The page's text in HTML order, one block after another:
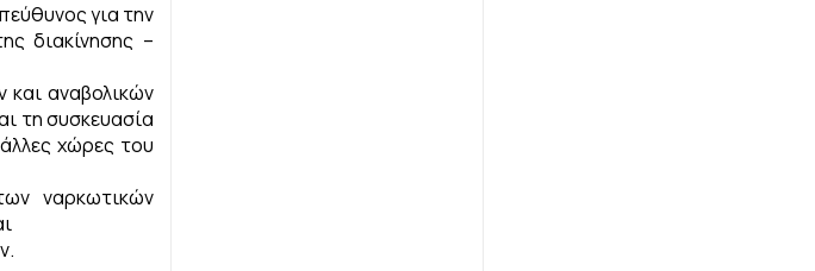
για την
διακίνησης –
αναβολικών
τη συσκευασία
χώρες του
ναρκωτικών